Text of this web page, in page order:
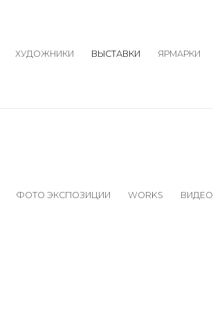
ХУДОЖНИКИ ВЫСТАВКИ ЯРМАРКИ
ФОТО ЭКСПОЗИЦИИ WORKS ВИДЕО